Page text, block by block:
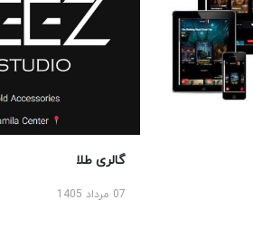
گالری طلا
07 مرداد 1405